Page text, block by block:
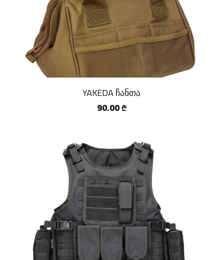
YAKEDA ჩანთა
90.00 ₾